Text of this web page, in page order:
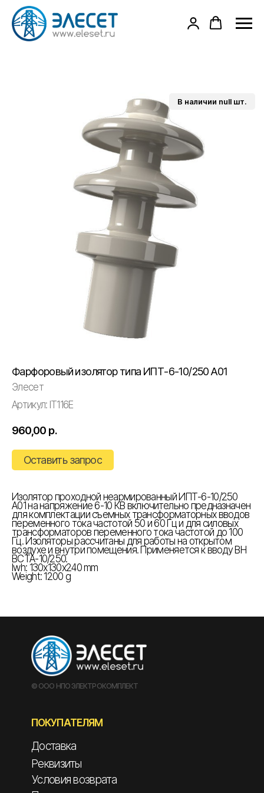
Фарфоровый изолятор типа ИПТ-6-10/250 A01
Элесет
Артикул: IT116E
960,00 р.
Оставить запрос
Изолятор проходной неармированный ИПТ-6-10/250
А01 на напряжение 6-10 КВ включительно предназначен
для комплектации съемных трансформаторных вводов
переменного тока частотой 50 и 60 Гц и для силовых
трансформаторов переменного тока частотой до 100
Гц. Изоляторы рассчитаны для работы на открытом
воздухе и внутри помещения. Применяется к вводу ВН
ВСТА-10/250.
lwh: 130x130x240 mm
Weight: 1200 g
© ООО НПО ЭЛЕКТРОКОМПЛЕКТ
ПОКУПАТЕЛЯМ
Доставка
Реквизиты
Условия возврата